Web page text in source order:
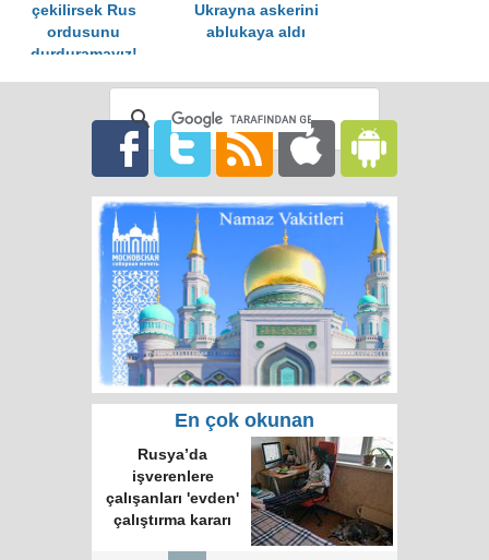
çekilirsek Rus
ordusunu
durduramayız!
Ukrayna askerini
ablukaya aldı
En çok okunan
Rusya'da hatalı celp
için itiraz e-devlet
(gosuslugi)
üzerinden
yapılacak!